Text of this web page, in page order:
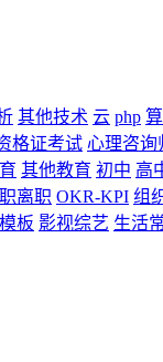
其他技术 云 php
格证考试 心理咨询
其他教育 初中 高
离职 OKR-KPI 组
板 影视综艺 生活